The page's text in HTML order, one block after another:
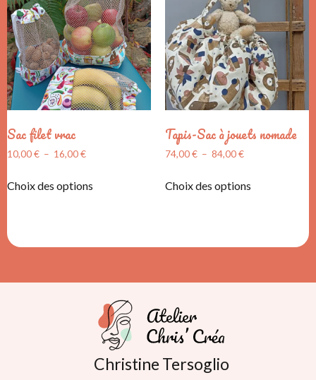
Sac filet vrac
10,00€ – 16,00€
Choix des options
Tapis-Sac à jouets nomade
74,00€ – 84,00€
Choix des options
Christine Tersoglio